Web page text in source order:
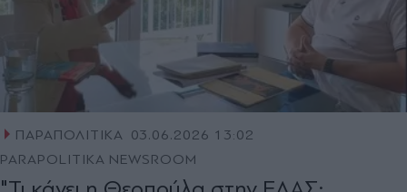
ΠΑΡΑΠΟΛΙΤΙΚΑ
03.06.2026 13:02
PARAPOLITIKA NEWSROOM